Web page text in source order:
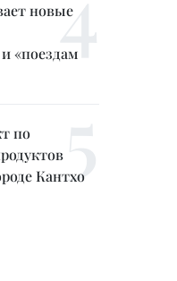
новые
«поездам
по
Кантхо